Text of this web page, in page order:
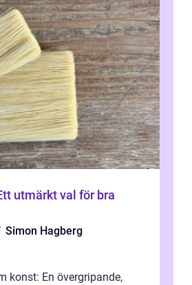
utmärkt val för bra
Simon Hagberg
konst: En övergripande,